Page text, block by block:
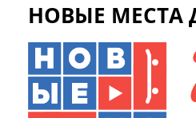
НОВЫЕ МЕСТА